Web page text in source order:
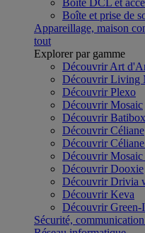
Boîte DCL et
Boîte et prise de
Appareillage, maison
tout
Explorer par gamme
Découvrir Art
Découvrir Living
Découvrir Plexo
Découvrir Mosaic
Découvrir Batibox
Découvrir Céliane
Découvrir
Découvrir
Découvrir Dooxie
Découvrir Drivia
Découvrir Keva
Découvrir Green-I
Sécurité, communication